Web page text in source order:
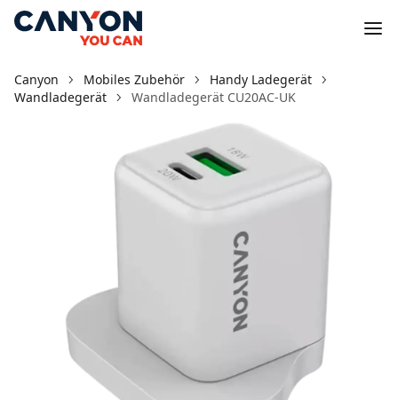
Canyon Mobiles Zubehör
Handy Ladegerät
Wandladegerät
Wandladegerät CU20AC-UK